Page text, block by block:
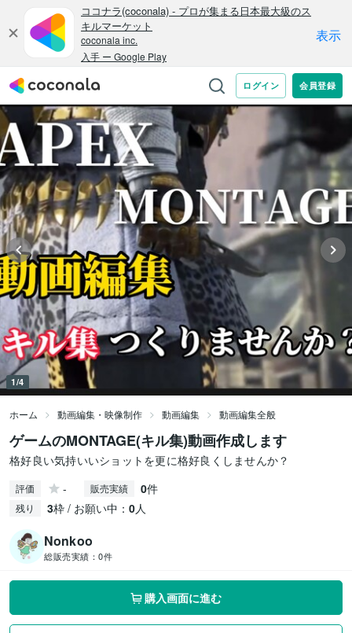
1/4
ホーム 動画編集・映像制作 動画編集 動画編集全般
ゲームのMONTAGE(キル集)動画作成します
格好良い気持いいショットを更に格好良くしませんか？
評価 - 販売実績 0件
残り 3枠 / お願い中： 0人
Nonkoo
総販売実績： 0件
購入画面に進む